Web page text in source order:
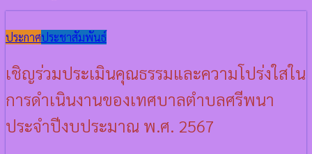
ประกาศประชาสัมพันธ์
เชิญร่วมประเมินคุณธรรมและความโปร่งใสใน
การดำเนินงานของเทศบาลตำบลศรีพนา
ประจำปีงบประมาณ พ.ศ. 2567